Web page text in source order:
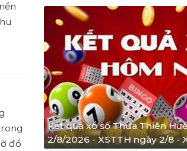
đổ
Kết quả xổ số Thừa Thiên
2/8/2026 - XSTTH ngày 2/8 -